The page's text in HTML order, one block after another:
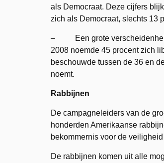
als Democraat. Deze cijfers
zich als Democraat, slechts 13
– Een grote verscheidenheid
2008 noemde 45 procent zich
beschouwde tussen de 36 en
noemt.
Rabbijnen
De campagneleiders van de
honderden Amerikaanse
bekommernis voor de veiligheid
De rabbijnen komen uit alle